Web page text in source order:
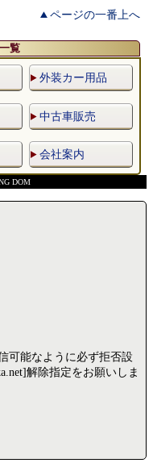
ページの一番上へ
覧
外装カー用品
中古車販売
会社案内
DOM
可能なように必ず拒否設
解除指定をお願いしま